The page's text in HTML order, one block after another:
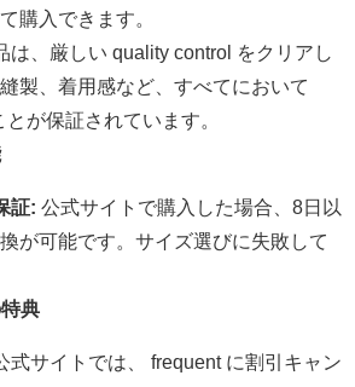
購入できます。
は、厳しい quality control をクリアし
製、着用感など、すべてにおいて
が保証されています。
証: 公式サイトで購入した場合、8日以
が可能です。サイズ選びに失敗して
典
式サイトでは、 frequent に割引キャン